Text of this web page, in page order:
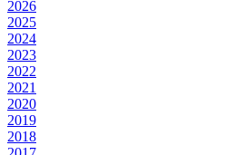
2026
2025
2024
2023
2022
2021
2020
2019
2018